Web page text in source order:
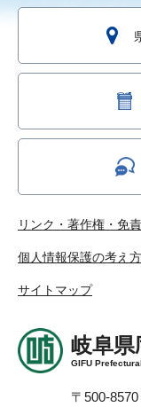
リンク・著作権・免
個人情報保護の考え方
サイトマップ
岐阜県
GIFU
〒500-8570